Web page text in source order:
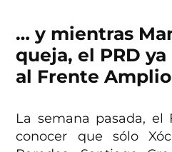
… y mientras
queja, el PRD
al Frente Amplio
La semana pasada,
conocer que sólo